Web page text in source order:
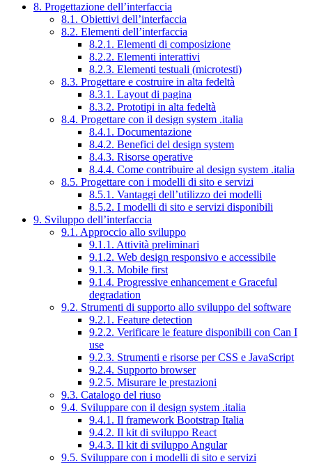
8. Progettazione dell’interfaccia
8.1. Obiettivi dell’interfaccia
8.2. Elementi dell’interfaccia
8.2.1. Elementi di composizione
8.2.2. Elementi interattivi
8.2.3. Elementi testuali (microtesti)
8.3. Progettare e costruire in alta fedeltà
8.3.1. Layout di pagina
8.3.2. Prototipi in alta fedeltà
8.4. Progettare con il design system .italia
8.4.1. Documentazione
8.4.2. Benefici del design system
8.4.3. Risorse operative
8.4.4. Come contribuire al design system .italia
8.5. Progettare con i modelli di sito e servizi
8.5.1. Vantaggi dell’utilizzo dei modelli
8.5.2. I modelli di sito e servizi disponibili
9. Sviluppo dell’interfaccia
9.1. Approccio allo sviluppo
9.1.1. Attività preliminari
9.1.2. Web design responsivo e accessibile
9.1.3. Mobile first
9.1.4. Progressive enhancement e Graceful
degradation
9.2. Strumenti di supporto allo sviluppo del software
9.2.1. Feature detection
9.2.2. Verificare le feature disponibili con Can I
use
9.2.3. Strumenti e risorse per CSS e JavaScript
9.2.4. Supporto browser
9.2.5. Misurare le prestazioni
9.3. Catalogo del riuso
9.4. Sviluppare con il design system .italia
9.4.1. Il framework Bootstrap Italia
9.4.2. Il kit di sviluppo React
9.4.3. Il kit di sviluppo Angular
9.5. Sviluppare con i modelli di sito e servizi